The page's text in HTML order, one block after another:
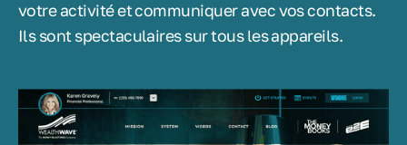
votre activité et communiquer avec vos contacts.
Ils sont spectaculaires sur tous les appareils.